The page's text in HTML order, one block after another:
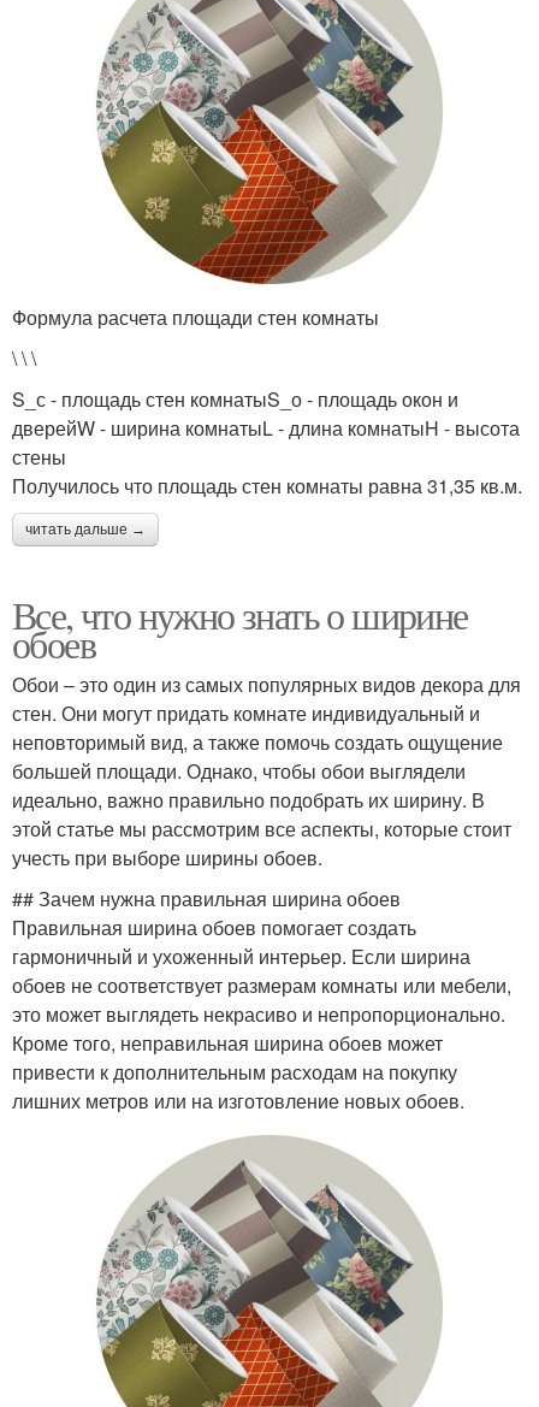
Формула расчета площади стен комнаты
\ \ \
S_с - площадь стен комнатыS_о - площадь окон и
дверейW - ширина комнатыL - длина комнатыH - высота
стены
Получилось что площадь стен комнаты равна 31,35 кв.м.
читать дальше →
Все, что нужно знать о ширине
обоев
Обои – это один из самых популярных видов декора для
стен. Они могут придать комнате индивидуальный и
неповторимый вид, а также помочь создать ощущение
большей площади. Однако, чтобы обои выглядели
идеально, важно правильно подобрать их ширину. В
этой статье мы рассмотрим все аспекты, которые стоит
учесть при выборе ширины обоев.
## Зачем нужна правильная ширина обоев
Правильная ширина обоев помогает создать
гармоничный и ухоженный интерьер. Если ширина
обоев не соответствует размерам комнаты или мебели,
это может выглядеть некрасиво и непропорционально.
Кроме того, неправильная ширина обоев может
привести к дополнительным расходам на покупку
лишних метров или на изготовление новых обоев.